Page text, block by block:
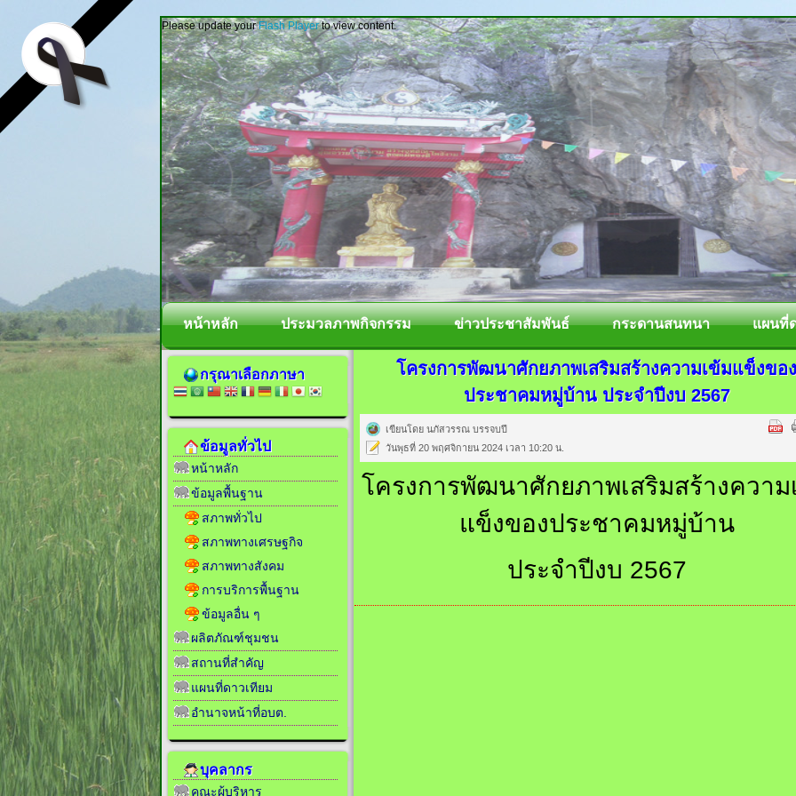
Please update yourFlash Playerto view content.
หน้าหลัก ประมวลภาพกิจกรรม ข่าวประชาสัมพันธ์ กระดานสนทนา แผนที่
โครงการพัฒนาศักยภาพเสริมสร้างความเข้มแข็งขอ
ประชาคมหมู่บ้าน ประจำปีงบ 2567
เขียนโดย นภัสวรรณ บรรจบปี
วันพุธที่ 20 พฤศจิกายน 2024 เวลา 10:20 น.
โครงการพัฒนาศักยภาพเสริมสร้างความ
แข็งของประชาคมหมู่บ้าน
ประจำปีงบ 2567
กรุณาเลือกภาษา
ข้อมูลทั่วไป
หน้าหลัก
ข้อมูลพื้นฐาน
สภาพทั่วไป
สภาพทางเศรษฐกิจ
สภาพทางสังคม
การบริการพื้นฐาน
ข้อมูลอื่น ๆ
ผลิตภัณฑ์ชุมชน
สถานที่สำคัญ
แผนที่ดาวเทียม
อำนาจหน้าที่อบต.
บุคลากร
คณะผู้บริหาร